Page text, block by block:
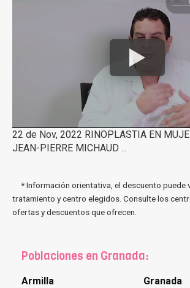
22 de Nov, 2022 RINOPLASTIA EN
JEAN-PIERRE MICHAUD ...
* Información orientativa, el descuento puede
tratamiento y centro elegidos. Consulte los
ofertas y descuentos que ofrecen.
Poblaciones en Granada:
Armilla Granada